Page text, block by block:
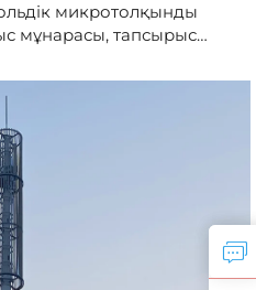
микротолқынды
мұнарасы, тапсырыс